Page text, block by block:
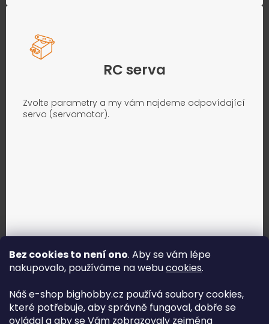
Bez cookies to není ono. Aby se vám lépe
nakupovalo, používáme na webucookies.
Náš e-shop bighobby.cz používá soubory cookies,
které potřebuje, aby správně fungoval, dobře se
ovládal a aby se Vám zobrazovaly zejména
RC serva
Zvolte parametry a my vám najdeme odpovídající
servo (servomotor).
Jak vybrat správné servo?
Najít správné servo